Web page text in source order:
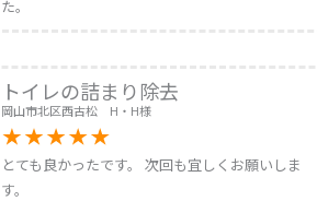
た。
トイレの詰まり除去
岡山市北区西古松 H・H様
とても良かったです。 次回も宜しくお願いしま
す。